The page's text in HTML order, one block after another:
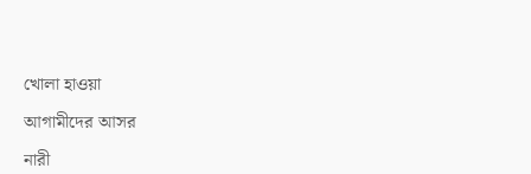
খোলা হাওয়া
আগামীদের আসর
নারী